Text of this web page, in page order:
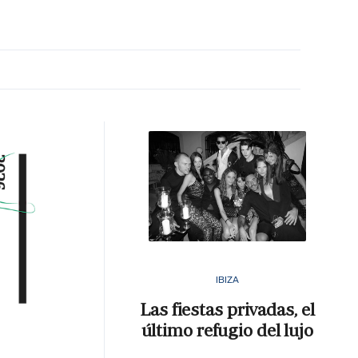
IBIZA
Las fiestas privadas, el
último refugio del lujo